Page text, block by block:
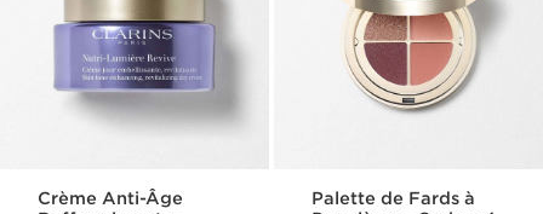
Crème Anti-Âge
Palette de Fards à